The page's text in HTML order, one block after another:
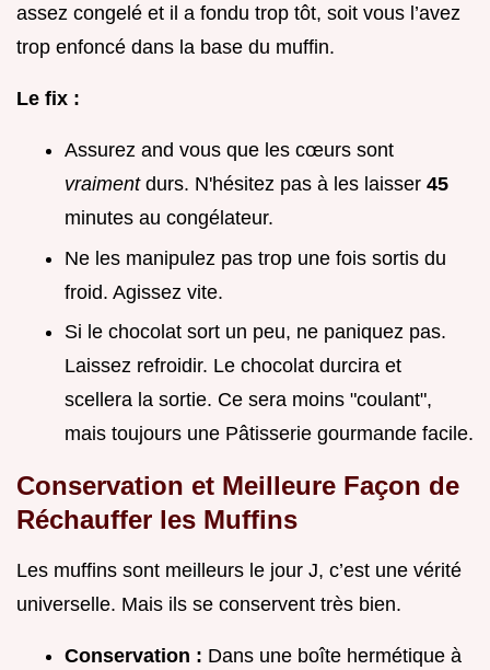
assez congelé et il a fondu trop tôt, soit vous l’avez
trop enfoncé dans la base du muffin.
Le fix :
Assurez and vous que les cœurs sont
vraiment durs. N'hésitez pas à les laisser 45
minutes au congélateur.
Ne les manipulez pas trop une fois sortis du
froid. Agissez vite.
Si le chocolat sort un peu, ne paniquez pas.
Laissez refroidir. Le chocolat durcira et
scellera la sortie. Ce sera moins "coulant",
mais toujours une Pâtisserie gourmande facile.
Conservation et Meilleure Façon de
Réchauffer les Muffins
Les muffins sont meilleurs le jour J, c’est une vérité
universelle. Mais ils se conservent très bien.
Conservation : Dans une boîte hermétique à